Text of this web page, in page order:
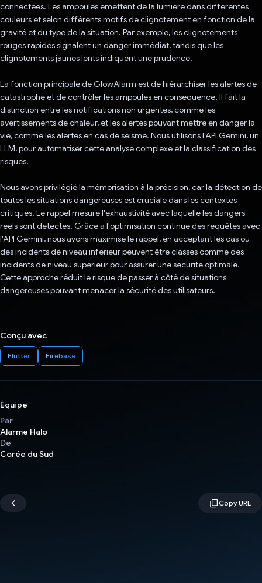
connectées. Les ampoules émettent de la lumière dans différentes
couleurs et selon différents motifs de clignotement en fonction de la
gravité et du type de la situation. Par exemple, les clignotements
rouges rapides signalent un danger immédiat, tandis que les
clignotements jaunes lents indiquent une prudence.
La fonction principale de GlowAlarm est de hiérarchiser les alertes de
catastrophe et de contrôler les ampoules en conséquence. Il fait la
distinction entre les notifications non urgentes, comme les
avertissements de chaleur, et les alertes pouvant mettre en danger la
vie, comme les alertes en cas de séisme. Nous utilisons l'API Gemini, un
LLM, pour automatiser cette analyse complexe et la classification des
risques.
Nous avons privilégié la mémorisation à la précision, car la détection de
toutes les situations dangereuses est cruciale dans les contextes
critiques. Le rappel mesure l'exhaustivité avec laquelle les dangers
réels sont détectés. Grâce à l'optimisation continue des requêtes avec
l'API Gemini, nous avons maximisé le rappel, en acceptant les cas où
des incidents de niveau inférieur peuvent être classés comme des
incidents de niveau supérieur pour assurer une sécurité optimale.
Cette approche réduit le risque de passer à côté de situations
dangereuses pouvant menacer la sécurité des utilisateurs.
Conçu avec
Flutter Firebase
Équipe
Par
Alarme Halo
De
Corée du Sud